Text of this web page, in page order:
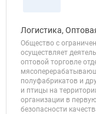
Логистика,
Общество с
осуществляет
оптовой торговле
полуфабрикатов и
и птицы на
организации в
безопасности